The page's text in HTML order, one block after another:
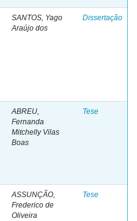
SANTOS, Yago
Araújo dos
Dissertação
ABREU,
Fernanda
Mitchelly Vilas
Boas
Tese
ASSUNÇÃO,
Frederico de
Oliveira
Tese